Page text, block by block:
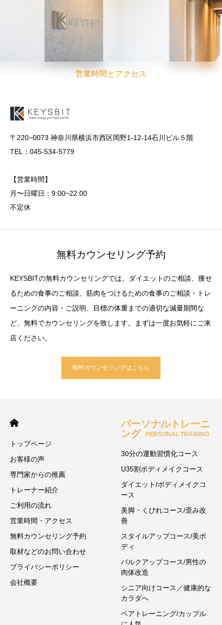
営業時間とアクセス
〒220−0073 神奈川県横浜市西区岡野1-12-14石川ビル５階
TEL：045-534-5779
【営業時間】
月〜日曜日：9:00~22:00
不定休
無料カウンセリング予約
KEYSBITの無料カウンセリングでは、ダイエットのご相談、痩せ
るための食事のご相談、筋肉をつけるための食事のご相談・トレ
ーニングの内容・ご説明、目標の体重までの適切な減量期間な
ど、無料でカウンセリングを致します。まずは一度お気軽にご来
店ください。
無料カウンセリングはこちら
トップページ
お客様の声
専門家からの推薦
トレーナー紹介
ご利用の流れ
営業時間・アクセス
無料カウンセリング予約
取材などのお問い合わせ
プライバシーポリシー
会社概要
パーソナルトレーニ
ング
PERSONAL TRAINING
30分の運動習慣化コース
U35割ボディメイクコース
ダイエット/ボディメイクコ
ース
美脚・くびれコース/歪み改
善
スタイルアップコース/美ボ
ディ
バルクアップコース/男性の
肉体改造
シニア向けコース／健康的な
カラダへ
ペアトレーニング/カップル